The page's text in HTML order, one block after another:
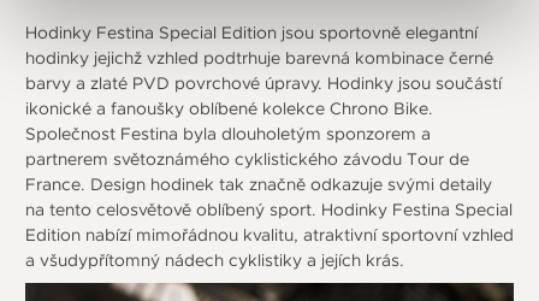
Hodinky Festina Special Edition jsou sportovně elegantní
hodinky jejichž vzhled podtrhuje barevná kombinace černé
barvy a zlaté PVD povrchové úpravy. Hodinky jsou součástí
ikonické a fanoušky oblíbené kolekce Chrono Bike.
Společnost Festina byla dlouholetým sponzorem a
partnerem světoznámého cyklistického závodu Tour de
France. Design hodinek tak značně odkazuje svými detaily
na tento celosvětově oblíbený sport. Hodinky Festina Special
Edition nabízí mimořádnou kvalitu, atraktivní sportovní vzhled
a všudypřítomný nádech cyklistiky a jejích krás.